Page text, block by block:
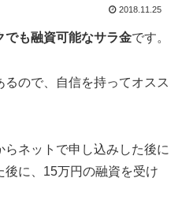
2018.11.25
でも融資可能なサラ金です。
ので、自信を持ってオスス
ネットで申し込みした後に
に、15万円の融資を受け